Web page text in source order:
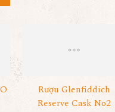
Rượu Glenfiddich
Reserve Cask No2